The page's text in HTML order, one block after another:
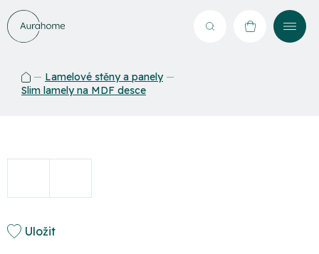
Přejít
na
obsah
Hledat NÁKUPNÍ
Domů
Lamelové stěny a panely
Slim lamely na MDF desce
Uložit